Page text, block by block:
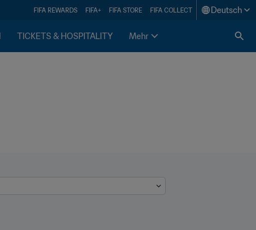
FIFA REWARDS FIFA+ FIFA STORE FIFA COLLECT Deutsch
TICKETS & HOSPITALITY Mehr